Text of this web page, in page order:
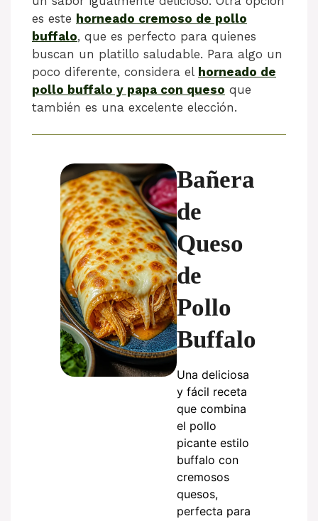
es este horneado cremoso de pollo
buffalo, que es perfecto para quienes
buscan un platillo saludable. Para algo un
poco diferente, considera el horneado de
pollo buffalo y papa con queso que
también es una excelente elección.
Bañera
de
Queso
de
Pollo
Buffalo
Una deliciosa
y fácil receta
que combina
el pollo
picante estilo
buffalo con
cremosos
quesos,
perfecta para